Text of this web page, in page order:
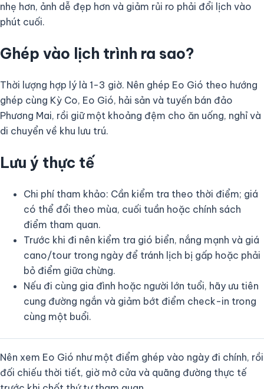
nhẹ hơn, ảnh dễ đẹp hơn và giảm rủi ro phải đổi lịch vào
phút cuối.
Ghép vào lịch trình ra sao?
Thời lượng hợp lý là 1-3 giờ. Nên ghép Eo Gió theo hướng
ghép cùng Kỳ Co, Eo Gió, hải sản và tuyến bán đảo
Phương Mai, rồi giữ một khoảng đệm cho ăn uống, nghỉ và
di chuyển về khu lưu trú.
Lưu ý thực tế
Chi phí tham khảo: Cần kiểm tra theo thời điểm; giá
có thể đổi theo mùa, cuối tuần hoặc chính sách
điểm tham quan.
Trước khi đi nên kiểm tra gió biển, nắng mạnh và giá
cano/tour trong ngày để tránh lịch bị gấp hoặc phải
bỏ điểm giữa chừng.
Nếu đi cùng gia đình hoặc người lớn tuổi, hãy ưu tiên
cung đường ngắn và giảm bớt điểm check-in trong
cùng một buổi.
Nên xem Eo Gió như một điểm ghép vào ngày đi chính, rồi
đối chiếu thời tiết, giờ mở cửa và quãng đường thực tế